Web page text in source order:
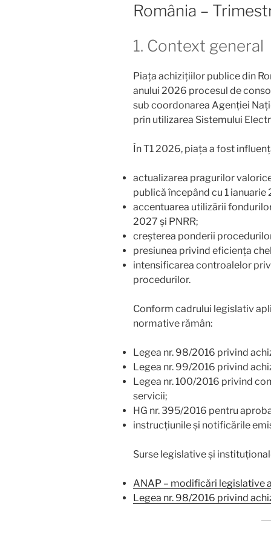
România –
1. Context general
Piața achizițiilor publice din
anului 2026 procesul de
sub coordonarea Agenției
prin utilizarea Sistemului
În T1 2026, piața a fost
actualizarea pragurilor
publică începând cu 1 ianuarie
accentuarea utilizării
2027 și PNRR;
creșterea ponderii
presiunea privind eficiența
intensificarea controalelor
procedurilor.
Conform cadrului legislativ
normative rămân:
Legea nr. 98/2016 privind
Legea nr. 99/2016 privind
Legea nr. 100/2016 privind
servicii;
HG nr. 395/2016 pentru
instrucțiunile și notificările
Surse legislative și
ANAP – modificări legislative
Legea nr. 98/2016 privind